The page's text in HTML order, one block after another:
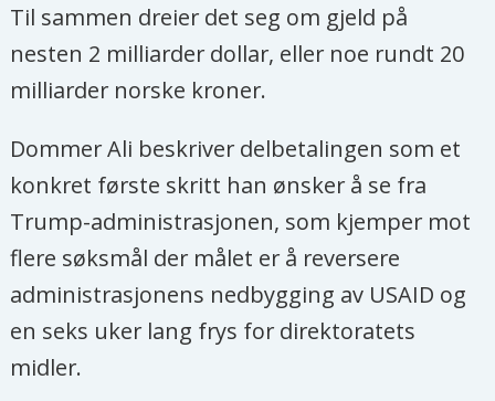
Til sammen dreier det seg om gjeld på
nesten 2 milliarder dollar, eller noe rundt 20
milliarder norske kroner.
Dommer Ali beskriver delbetalingen som et
konkret første skritt han ønsker å se fra
Trump-administrasjonen, som kjemper mot
flere søksmål der målet er å reversere
administrasjonens nedbygging av USAID og
en seks uker lang frys for direktoratets
midler.